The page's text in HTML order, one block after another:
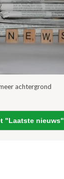
achtergrond
"Laatste nieuws"